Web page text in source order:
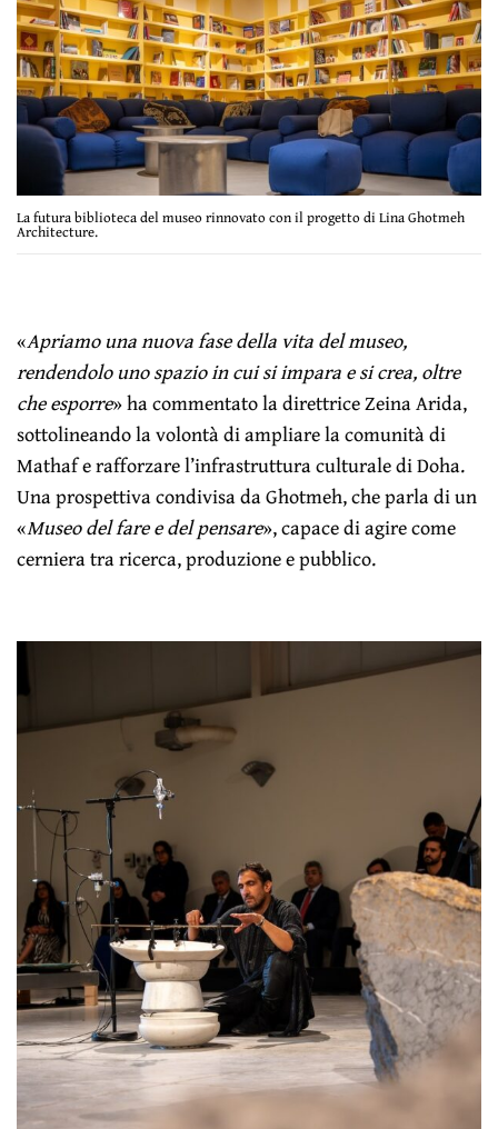
La futura biblioteca del museo rinnovato con il progetto di Lina Ghotmeh
Architecture.
«Apriamo una nuova fase della vita del museo,
rendendolo uno spazio in cui si impara e si crea, oltre
che esporre» ha commentato la direttrice Zeina Arida,
sottolineando la volontà di ampliare la comunità di
Mathaf e rafforzare l’infrastruttura culturale di Doha.
Una prospettiva condivisa da Ghotmeh, che parla di un
«Museo del fare e del pensare», capace di agire come
cerniera tra ricerca, produzione e pubblico.